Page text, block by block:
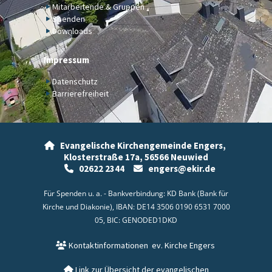
Mitarbeitende & Gruppen
Spenden
Downloads
Impressum
Datenschutz
Barrierefreiheit

Evangelische Kirchengemeinde Engers,
Klosterstraße 17a, 56566 Neuwied
02622 2344 engers@ekir.de
Für Spenden u. a. - Bankverbindung: KD Bank (Bank für
Kirche und Diakonie), IBAN: DE14 3506 0190 6531 7000
05, BIC: GENODED1DKD
Kontaktinformationen ev. Kirche Engers
Link zur Übersicht der evangelischen